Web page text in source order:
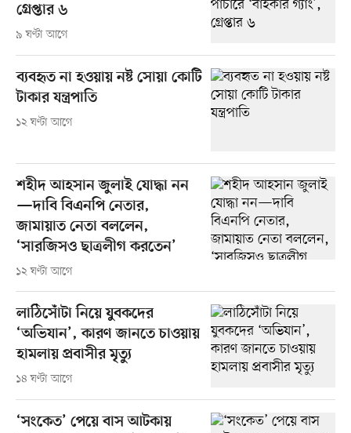
গ্রেপ্তার ৬
৯ ঘণ্টা আগে
ব্যবহৃত না হওয়ায় নষ্ট সোয়া কোটি
টাকার যন্ত্রপাতি
১২ ঘণ্টা আগে
শহীদ আহসান জুলাই যোদ্ধা নন
—দাবি বিএনপি নেতার,
জামায়াত নেতা বললেন,
‘সারজিসও ছাত্রলীগ করতেন’
১২ ঘণ্টা আগে
লাঠিসোঁটা নিয়ে যুবকদের
‘অভিযান’, কারণ জানতে চাওয়ায়
হামলায় প্রবাসীর মৃত্যু
১৪ ঘণ্টা আগে
‘সংকেত’ পেয়ে বাস আটকায়